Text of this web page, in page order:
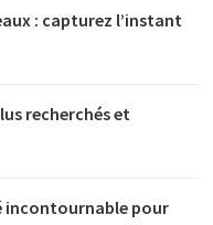
: capturez l’instant
recherchés et
incontournable pour